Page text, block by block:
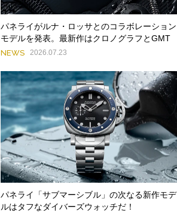
パネライがルナ・ロッサとのコラボレーション
モデルを発表。最新作はクロノグラフとGMT
NEWS 2026.07.23
パネライ「サブマーシブル」の次なる新作モデ
ルはタフなダイバーズウォッチだ！